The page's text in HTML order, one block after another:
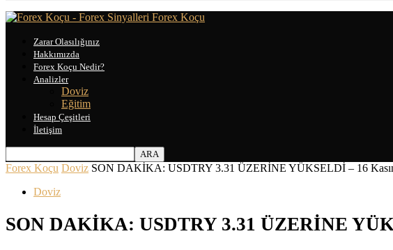
Forex Koçu
Zarar Olasılığınız
Hakkımızda
Forex Koçu Nedir?
Analizler
Doviz
Eğitim
Hesap Çeşitleri
İletişim
Forex Koçu Doviz SON DAKİKA: USDTRY 3.31 ÜZERİNE YÜKSELDİ – 16
Doviz
SON DAKİKA: USDTRY 3.31 ÜZERİNE